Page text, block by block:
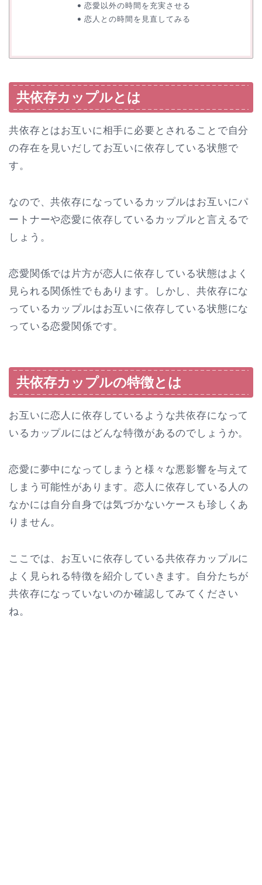
恋愛以外の時間を充実させる
恋人との時間を見直してみる
共依存カップルとは
共依存とはお互いに相手に必要とされることで自分
の存在を見いだしてお互いに依存している状態で
す。
なので、共依存になっているカップルはお互いにパ
ートナーや恋愛に依存しているカップルと言えるで
しょう。
恋愛関係では片方が恋人に依存している状態はよく
見られる関係性でもあります。しかし、共依存にな
っているカップルはお互いに依存している状態にな
っている恋愛関係です。
共依存カップルの特徴とは
お互いに恋人に依存しているような共依存になって
いるカップルにはどんな特徴があるのでしょうか。
恋愛に夢中になってしまうと様々な悪影響を与えて
しまう可能性があります。恋人に依存している人の
なかには自分自身では気づかないケースも珍しくあ
りません。
ここでは、お互いに依存している共依存カップルに
よく見られる特徴を紹介していきます。自分たちが
共依存になっていないのか確認してみてください
ね。